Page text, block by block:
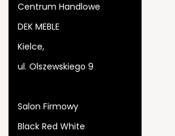
Centrum Handlowe
DEK MEBLE
Kielce,
ul. Olszewskiego 9
Salon Firmowy
Black Red White